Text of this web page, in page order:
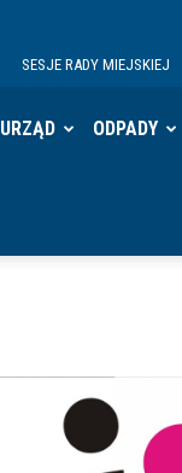
SESJE RADY MIEJSKIEJ
URZĄD ODPADY